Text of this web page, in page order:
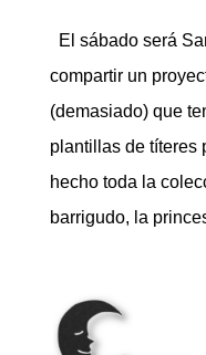
El sábado será
compartir un
(demasiado) que
plantillas de títeres
hecho toda la
barrigudo, la